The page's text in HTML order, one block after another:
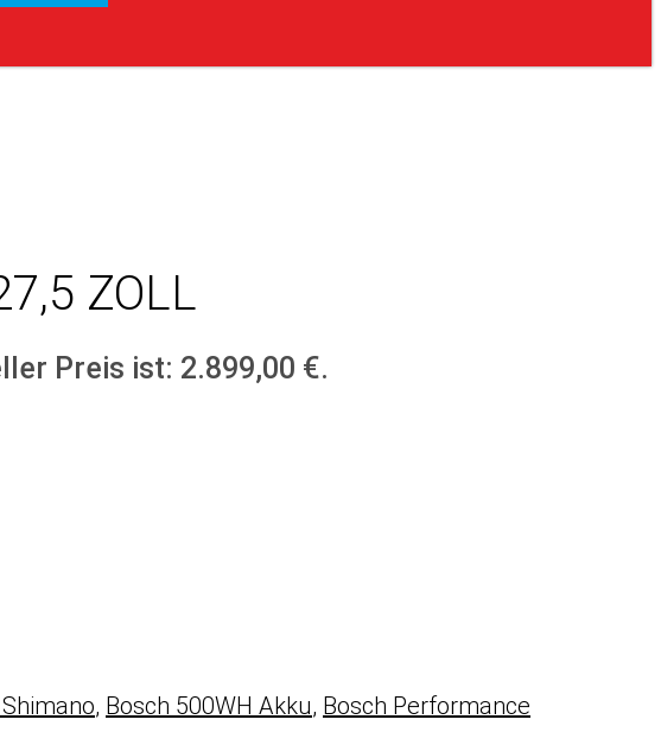
ZOLL
Preis ist: 2.899,00 €.
, Bosch 500WH Akku, Bosch Performance